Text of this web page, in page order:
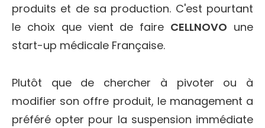
produits et de sa production. C'est pourtant
le choix que vient de faire CELLNOVO une
start-up médicale Française.
Plutôt que de chercher à pivoter ou à
modifier son offre produit, le management a
préféré opter pour la suspension immédiate